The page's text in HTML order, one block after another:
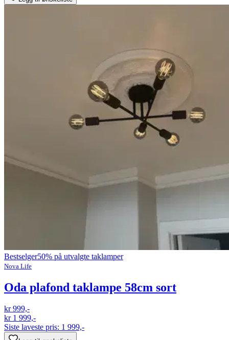
Bestselger50% på utvalgte taklamper
Nova Life
Oda plafond taklampe 58cm sort
kr 999,-
kr 1 999,-
Siste laveste pris: 1 999,-